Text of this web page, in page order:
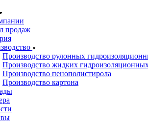
продаж
Производство рулонных
Производство жидких
Производство пенополистирола
Производство картона